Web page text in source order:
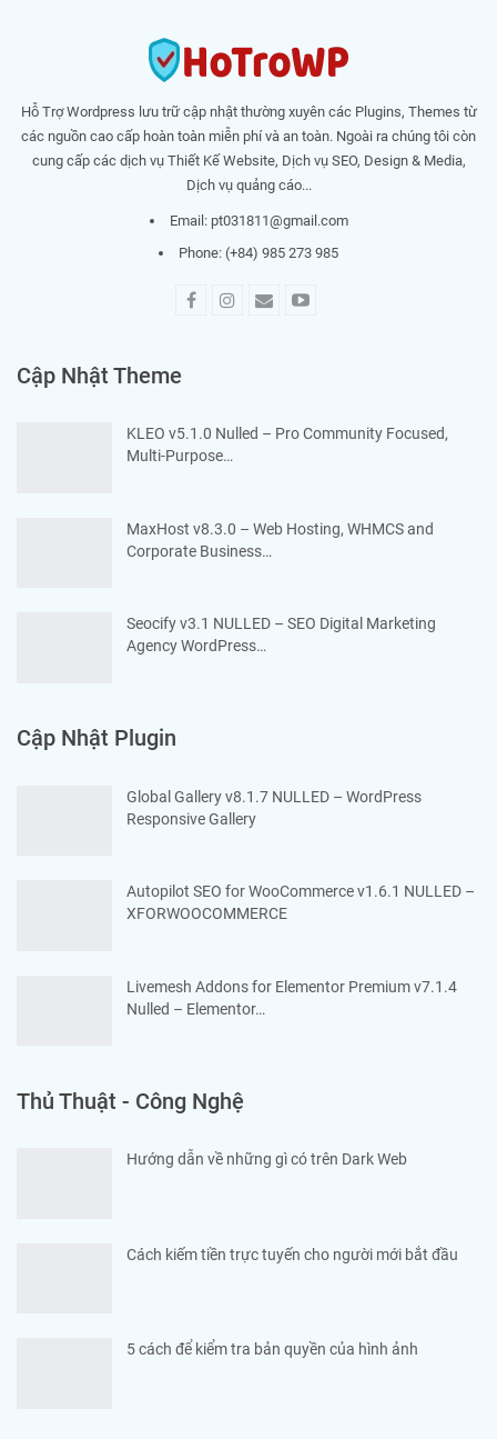
Hỗ Trợ Wordpress lưu trữ cập nhật thường xuyên các Plugins, Themes từ
các nguồn cao cấp hoàn toàn miễn phí và an toàn. Ngoài ra chúng tôi còn
cung cấp các dịch vụ Thiết Kế Website, Dịch vụ SEO, Design & Media,
Dịch vụ quảng cáo...
Email: pt031811@gmail.com
Phone: (+84) 985 273 985
Cập Nhật Theme
KLEO v5.1.0 Nulled – Pro Community Focused,
Multi-Purpose…
MaxHost v8.3.0 – Web Hosting, WHMCS and
Corporate Business…
Seocify v3.1 NULLED – SEO Digital Marketing
Agency WordPress…
Cập Nhật Plugin
Global Gallery v8.1.7 NULLED – WordPress
Responsive Gallery
Autopilot SEO for WooCommerce v1.6.1 NULLED –
XFORWOOCOMMERCE
Livemesh Addons for Elementor Premium v7.1.4
Nulled – Elementor…
Thủ Thuật - Công Nghệ
Hướng dẫn về những gì có trên Dark Web
Cách kiếm tiền trực tuyến cho người mới bắt đầu
5 cách để kiểm tra bản quyền của hình ảnh